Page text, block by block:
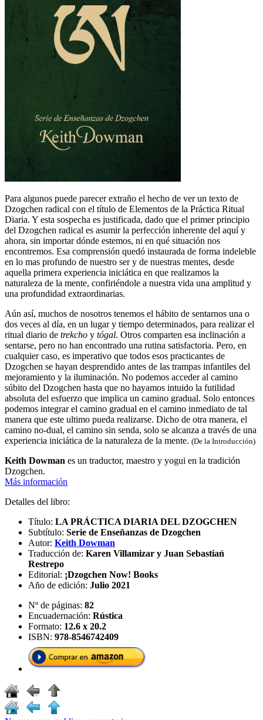
Para algunos puede parecer extraño el hecho de ver un texto de
Dzogchen radical con el título de Elementos de la Práctica Ritual
Diaria. Y esta sospecha es justificada, dado que el primer principio
del Dzogchen radical es asumir la perfección inherente del aquí y
ahora, sin importar dónde estemos, ni en qué situación nos
encontremos. Esa comprensión quedó instaurada de forma indeleble
en lo mas profundo de nuestro ser y de nuestras mentes, desde
aquella primera experiencia iniciática en que realizamos la
naturaleza de la mente, confiriéndole a nuestra vida una amplitud y
una profundidad extraordinarias.
Aún así, muchos de nosotros tenemos el hábito de sentarnos una o
dos veces al día, en un lugar y tiempo determinados, para realizar el
ritual diario de trekcho y tógal. Otros comparten esa inclinación a
sentarse, pero no han encontrado una rutina satisfactoria. Pero, en
cualquier caso, es imperativo que todos esos practicantes de
Dzogchen se hayan desprendido antes de las trampas infantiles del
mejoramiento y la iluminación. No podemos acceder al camino
súbito del Dzogchen hasta que no hayamos intuido la futilidad
absoluta del esfuerzo que implica un camino gradual. Solo entonces
podemos integrar el camino gradual en el camino inmediato de tal
manera que este ultimo pueda realizarse. Dicho de otra manera, el
camino no-dual, el camino sin senda, solo se alcanza a través de una
experiencia iniciática de la naturaleza de la mente. (De la Introducción)
Keith Dowman es un traductor, maestro y yogui en la tradición
Dzogchen.
Más información
Detalles del libro:
Título: LA PRÁCTICA DIARIA DEL DZOGCHEN
Subtítulo: Serie de Enseñanzas de Dzogchen
Autor: Keith Dowman
Traducción de: Karen Villamizar y Juan Sebastiań
Restrepo
Editorial: ¡Dzogchen Now! Books
Año de edición: Julio 2021
Nº de páginas: 82
Encuadernación: Rústica
Formato: 12.6 x 20.2
ISBN: 978-8546742409